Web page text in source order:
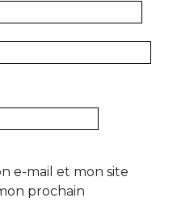
e-mail et mon site
prochain